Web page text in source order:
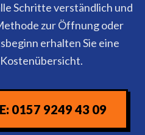
Schritte verständlich und
zur Öffnung oder
erhalten Sie eine
0157 9249 43 09